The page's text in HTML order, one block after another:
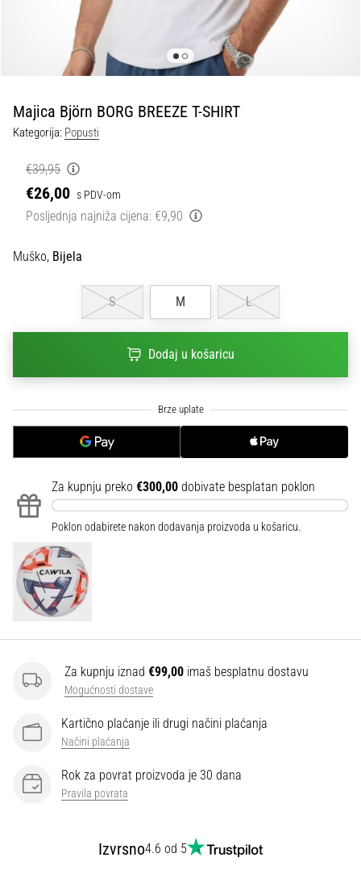
1. 7. 2025
•
1 min. čitanja
Play
for
More
Pripremi
sa
dresovima
i
Nike,
PUMA.
dio
svake
utakmice,
gola…
sve
Majica Björn BORG BREEZE T-SHIRT
Kategorija: Popusti
€39,95
€26,00 s PDV-om
Posljednja najniža cijena: €9,90
Muško, Bijela
S M L
Dodaj u košaricu
Za kupnju preko €300,00 dobivate besplatan poklon
Poklon odabirete nakon dodavanja proizvoda u košaricu.
Za kupnju iznad €99,00 imaš besplatnu dostavu
Mogućnosti dostave
Kartično plaćanje ili drugi načini plaćanja
Načini plaćanja
Rok za povrat proizvoda je 30 dana
Pravila povrata
Izvrsno4.6 od 5